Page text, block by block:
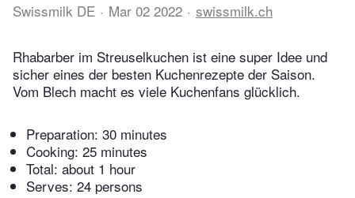
Swissmilk DE Mar 02 2022 swissmilk.ch
Rhabarber im Streuselkuchen ist eine super Idee und
sicher eines der besten Kuchenrezepte der Saison.
Vom Blech macht es viele Kuchenfans glücklich.
Preparation: 30 minutes
Cooking: 25 minutes
Total: about 1 hour
Serves: 24 persons